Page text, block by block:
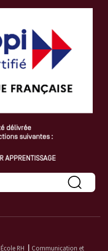
Formulaire de recherche
École RH | Communication et